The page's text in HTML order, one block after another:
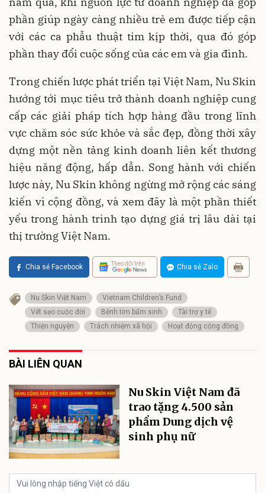
phần giúp ngày càng nhiều trẻ em được tiếp cận
với các ca phẫu thuật tim kịp thời, qua đó góp
phần thay đổi cuộc sống của các em và gia đình.
Trong chiến lược phát triển tại Việt Nam, Nu Skin
hướng tới mục tiêu trở thành doanh nghiệp cung
cấp các giải pháp tích hợp hàng đầu trong lĩnh
vực chăm sóc sức khỏe và sắc đẹp, đồng thời xây
dựng một nền tảng kinh doanh liên kết thương
hiệu năng động, hấp dẫn. Song hành với chiến
lược này, Nu Skin không ngừng mở rộng các sáng
kiến vì cộng đồng, và xem đây là một phần thiết
yếu trong hành trình tạo dựng giá trị lâu dài tại
thị trường Việt Nam.
Chia sẻ Facebook Theo dõi trên Chia sẻ Zalo
Nu Skin Việt Nam
Vietnam Children’s Fund
Vết sẹo cuộc đời
Bệnh tim bẩm sinh
Tài trợ y tế
Thiện nguyện
Trách nhiệm xã hội Hoạt động cộng đồng
BÀI LIÊN QUAN
Nu Skin Việt Nam đã
trao tặng 4.500 sản
phẩm Dung dịch vệ
sinh phụ nữ